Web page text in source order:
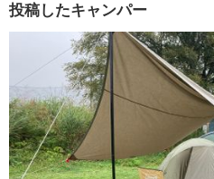
投稿したキャンパー